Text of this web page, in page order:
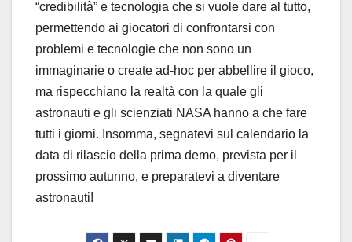
“credibilità” e tecnologia che si vuole dare al tutto,
permettendo ai giocatori di confrontarsi con
problemi e tecnologie che non sono un
immaginarie o create ad-hoc per abbellire il gioco,
ma rispecchiano la realtà con la quale gli
astronauti e gli scienziati NASA hanno a che fare
tutti i giorni. Insomma, segnatevi sul calendario la
data di rilascio della prima demo, prevista per il
prossimo autunno, e preparatevi a diventare
astronauti!